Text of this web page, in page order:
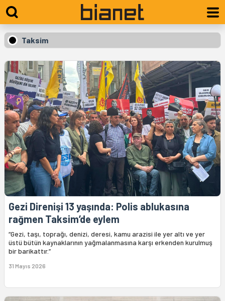
Taksim
Gezi Direnişi 13 yaşında: Polis ablukasına
rağmen Taksim’de eylem
“Gezi, taşı, toprağı, denizi, deresi, kamu arazisi ile yer altı ve yer
üstü bütün kaynaklarının yağmalanmasına karşı erkenden kurulmuş
bir barikattır.”
31 Mayıs 2026